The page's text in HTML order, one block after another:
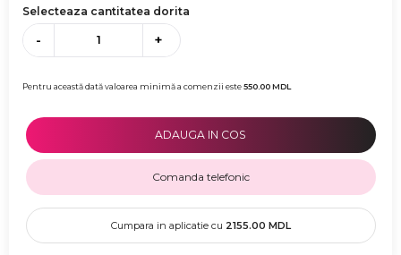
Selecteaza cantitatea dorita
- +
Pentru această dată valoarea minimă a comenzii este550.00MDL
ADAUGA IN COS
Comanda telefonic
Cumpara in aplicatie cu 2155.00 MDL